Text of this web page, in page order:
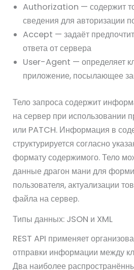
Authorization — содержит
сведения для авторизации
Accept — задаёт
ответа от сервера
User-Agent — определяет
приложение, посылающее
Тело запроса содержит
на сервер при использовании
или PATCH. Информация в
структурируется согласно
формату содержимого. Тело
данные драгон мани для
пользователя, актуализации
файла на сервер.
Типы данных: JSON и XML
REST API применяет
отправки информации между
Два наиболее